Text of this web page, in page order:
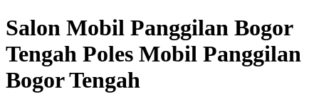
Salon Mobil Panggilan Bogor
Tengah Poles Mobil Panggilan
Bogor Tengah